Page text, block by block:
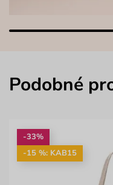
Podobné
-33%
-15 %: KAB15